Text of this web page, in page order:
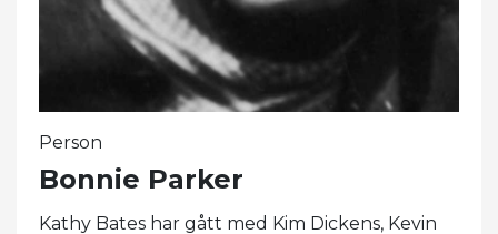
Person
Bonnie Parker
Kathy Bates har gått med Kim Dickens, Kevin